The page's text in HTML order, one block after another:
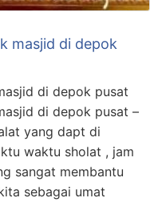
masjid di depok
di depok pusat
di depok pusat –
yang dapt di
waktu sholat , jam
sangat membantu
sebagai umat